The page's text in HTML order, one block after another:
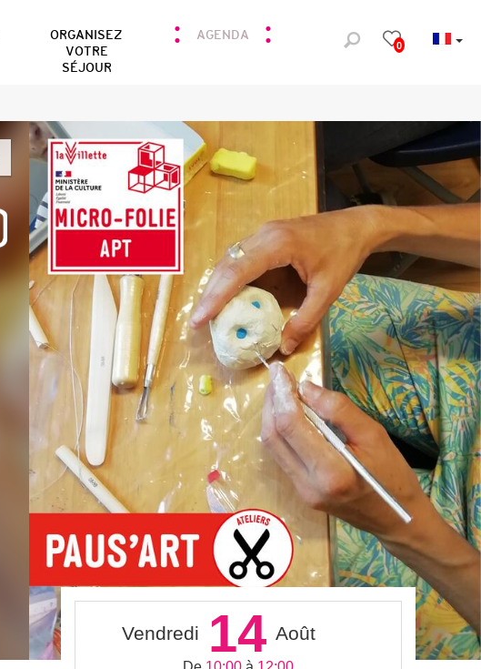
0
ORGANISEZ
VOTRE
SÉJOUR
AGENDA
Vendredi 14 Août